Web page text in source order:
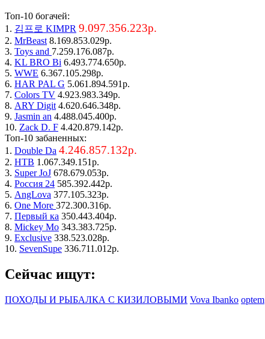
Топ-10 богачей:
1. 김프로 KIMPR 9.097.356.223р.
2. MrBeast 8.169.853.029р.
3. Toys and 7.259.176.087р.
4. KL BRO Bi 6.493.774.650р.
5. WWE 6.367.105.298р.
6. HAR PAL G 5.061.894.591р.
7. Colors TV 4.923.983.349р.
8. ARY Digit 4.620.646.348р.
9. Jasmin an 4.488.045.400р.
10. Zack D. F 4.420.879.142р.
Топ-10 забаненных:
1. Double Da 4.246.857.132р.
2. НТВ 1.067.349.151р.
3. Super JoJ 678.679.053р.
4. Россия 24 585.392.442р.
5. AngLova 377.105.323р.
6. One More 372.300.316р.
7. Первый ка 350.443.404р.
8. Mickey Mo 343.383.725р.
9. Exclusive 338.523.028р.
10. SevenSupe 336.711.012р.
Сейчас ищут:
ПОХОДЫ И РЫБАЛКА С КИЗИЛОВЫМИ Vova Ibanko optem